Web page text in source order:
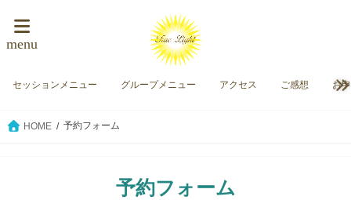
menu
セッションメニュー グループメニュー アクセス ご感想 お
HOME 予約フォーム
予約フォーム